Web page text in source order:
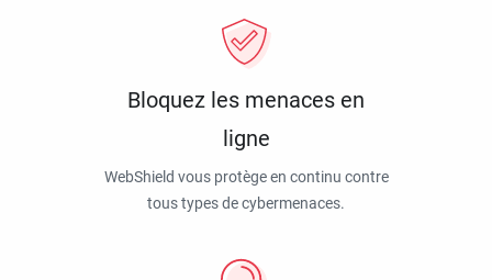
Bloquez les menaces en
ligne
WebShield vous protège en continu contre
tous types de cybermenaces.